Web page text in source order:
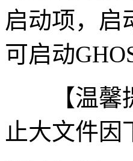
启动项，启
可启动
【温馨提
止大文件因